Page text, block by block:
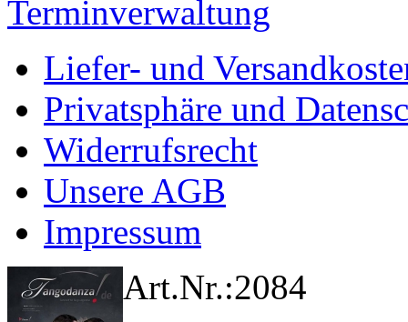
Liefer- und
Privatsphäre und
Widerrufsrecht
Unsere AGB
Impressum
Art.Nr.:2084